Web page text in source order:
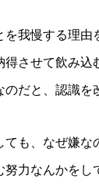
を我慢する理由
得させて飲み込
のだと、認識を
ても、なぜ嫌な
努力なんかをし